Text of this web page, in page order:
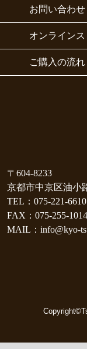
お問い合わせ
オンライン
ご購入の流れ
〒604-8233
京都市中京区油小
TEL：075-221-6610
FAX：075-255-1014
MAIL：info@kyo-